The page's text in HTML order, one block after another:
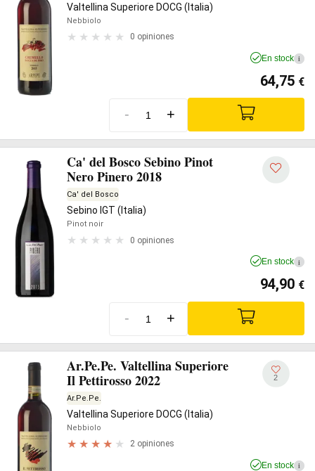
Valtellina Superiore DOCG (Italia)
Nebbiolo
0 opiniones
En stock i
64,75 €
- +
Ca' del Bosco Sebino Pinot
Nero Pinero 2018
Ca' del Bosco
Sebino IGT (Italia)
Pinot noir
0 opiniones
En stock i
94,90 €
- +
Ar.Pe.Pe. Valtellina Superiore
Il Pettirosso 2022
Ar.Pe.Pe.
Valtellina Superiore DOCG (Italia)
Nebbiolo
2 opiniones
2
En stock i